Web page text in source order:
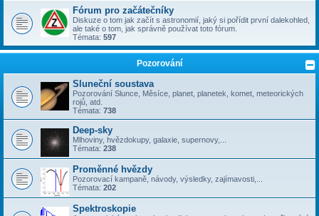
Fórum pro začátečníky
Diskuze o tom jak začít s astronomií, jaký si pořídit první dalekohled,
ale také o tom, jak správně používat toto fórum.
Témata: 597
Pozorování
Sluneční soustava
Pozorování Slunce, Měsíce, planet, planetek, komet, meteorických
rojů, atd.
Témata: 738
Deep-sky
Mlhoviny, hvězdokupy, galaxie, supernovy,...
Témata: 238
Proměnné hvězdy
Pozorovací kampaně, návody, výsledky, zajímavosti,...
Témata: 202
Spektroskopie